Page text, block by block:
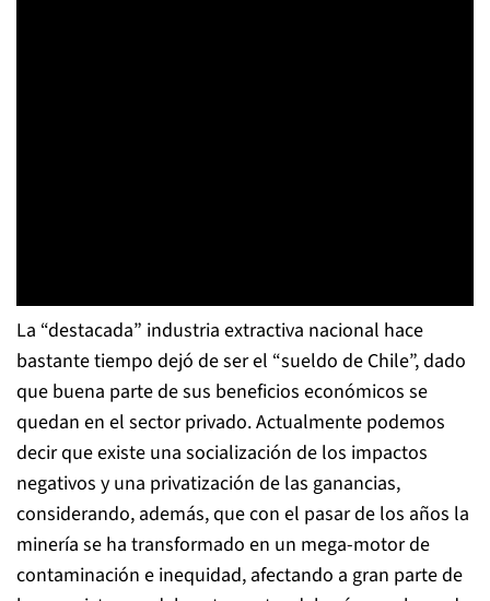
La “destacada” industria extractiva nacional hace
bastante tiempo dejó de ser el “sueldo de Chile”, dado
que buena parte de sus beneficios económicos se
quedan en el sector privado. Actualmente podemos
decir que existe una socialización de los impactos
negativos y una privatización de las ganancias,
considerando, además, que con el pasar de los años la
minería se ha transformado en un mega-motor de
contaminación e inequidad, afectando a gran parte de